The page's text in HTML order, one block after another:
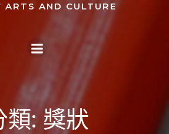
ARTS AND CULTURE
類: 獎狀